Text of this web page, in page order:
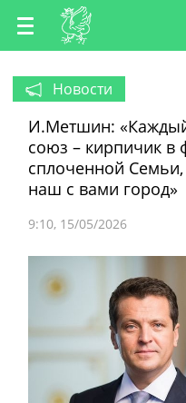
RU
EN
Новости
И.Метшин:
союз – кирпичик в
сплоченной Семьи,
наш с вами город»
9:10 15/05/2026